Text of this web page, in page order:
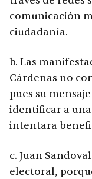
comunicación
ciudadanía.
b. Las
Cárdenas no
pues su
identificar a
intentara
c. Juan
electoral,